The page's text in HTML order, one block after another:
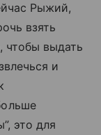
Рыжий,
взять
чтобы выдать
и
это для